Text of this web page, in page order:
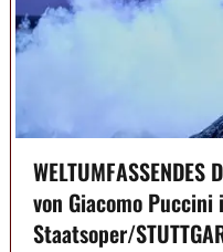
von Giacomo Puccini
Staatsoper/